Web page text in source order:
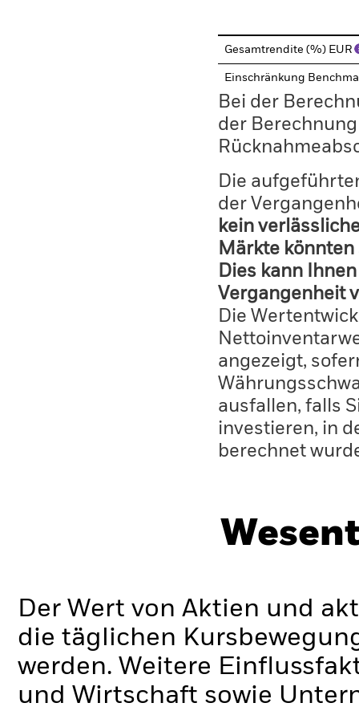
Gesamtrendite (%) EUR
Einschränkung
Bei der
der
Die
der
kein
Märkte
Dies kann
Vergangenheit
Die
angezeigt,
ausfallen, falls
investieren, in
berechnet
Der Wert von Aktien und
die täglichen
werden. Weitere
und Wirtschaft sowie